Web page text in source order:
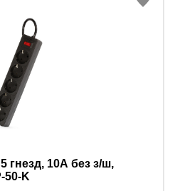
гнезд, 10А без з/ш,
50-K